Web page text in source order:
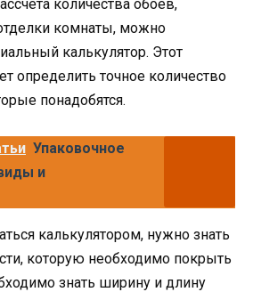
количества обоев,
комнаты, можно
калькулятор. Этот
определить точное количество
понадобятся.
Упаковочное
и
калькулятором, нужно знать
которую необходимо покрыть
знать ширину и длину